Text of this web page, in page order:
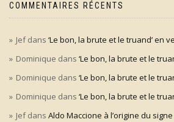
COMMENTAIRES RÉCENTS
Jefdans ‘Le bon, la brute et le truand’ en
Dominique dans ‘Le bon, la brute et le
Dominique dans ‘Le bon, la brute et le
Dominique dans ‘Le bon, la brute et le
Jefdans Aldo Maccione à l’origine du